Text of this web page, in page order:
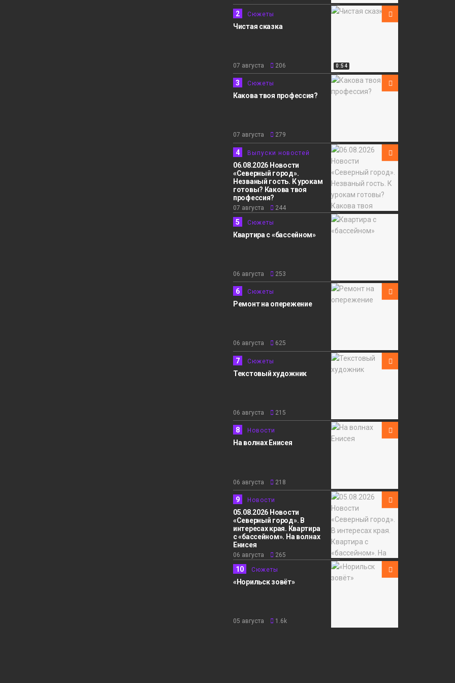
Сюжеты
0:54
2 Сюжеты
Чистая сказка
07 августа 206
3 Сюжеты
Какова твоя профессия?
07 августа 279
4 Выпуски новостей
06.08.2026 Новости
«Северный город».
Незваный гость. К урокам
готовы? Какова твоя
профессия?
07 августа 244
5 Сюжеты
Квартира с «бассейном»
06 августа 253
6 Сюжеты
Ремонт на опережение
06 августа 625
7 Сюжеты
Текстовый художник
06 августа 215
8 Новости
На волнах Енисея
06 августа 218
9 Новости
05.08.2026 Новости
«Северный город». В
интересах края. Квартира
с «бассейном». На волнах
Енисея
06 августа 265
10 Сюжеты
«Норильск зовёт»
05 августа 1.6k